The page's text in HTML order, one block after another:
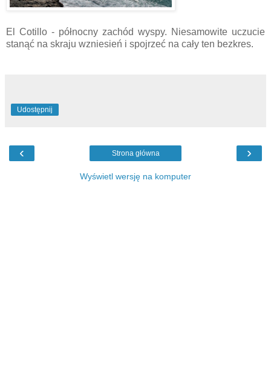
El Cotillo - północny zachód wyspy. Niesamowite uczucie
stanąć na skraju wzniesień i spojrzeć na cały ten bezkres.
Udostępnij
‹ ›
Strona główna
Wyświetl wersję na komputer